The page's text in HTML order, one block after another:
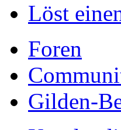
Löst
Foren
Gilden-